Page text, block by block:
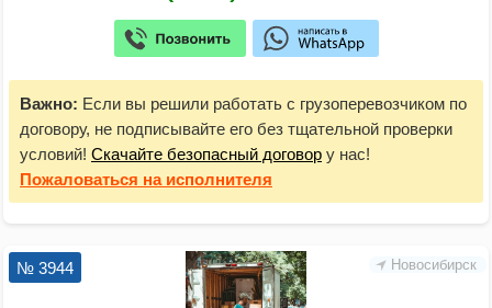
Важно: Если вы решили работать с грузоперевозчиком по
договору, не подписывайте его без тщательной проверки
условий! Скачайте безопасный договор у нас!
Пожаловаться на исполнителя
Новосибирск
№ 3944